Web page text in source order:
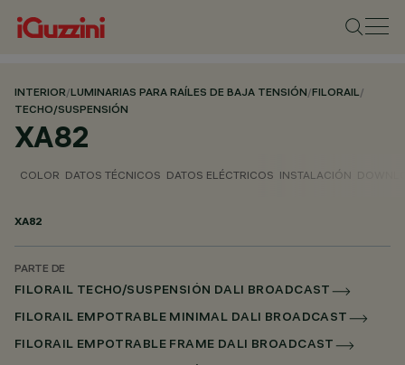
INTERIOR/LUMINARIAS PARA RAÍLES DE BAJA TENSIÓN/FILORAIL/
TECHO/SUSPENSIÓN
XA82
COLOR DATOS TÉCNICOS DATOS ELÉCTRICOS INSTALACIÓN
XA82
PARTE DE
FILORAIL TECHO/SUSPENSIÓN DALI BROADCAST
FILORAIL EMPOTRABLE MINIMAL DALI BROADCAST
FILORAIL EMPOTRABLE FRAME DALI BROADCAST